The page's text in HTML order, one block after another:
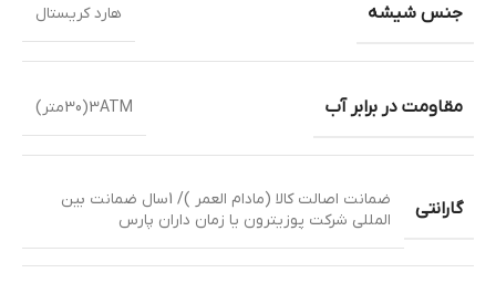
جنس شیشه هارد کریستال
مقاومت در برابر آب 3ATM(30متر)
گارانتی
ضمانت اصالت کالا (مادام العمر )/ 1سال ضمانت بین
المللی شرکت پوزیترون یا زمان داران پارس